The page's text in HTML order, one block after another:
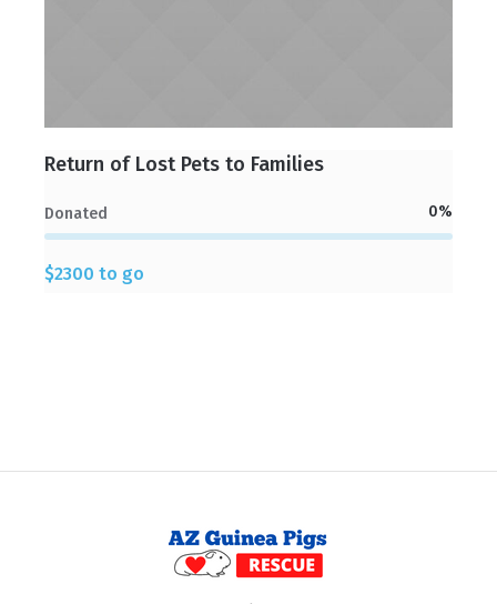
Return of Lost Pets to Families
0%
Donated
$2300 to go